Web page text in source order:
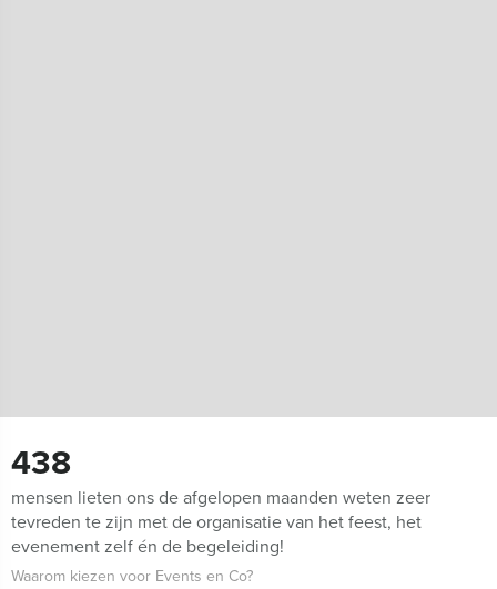
438
mensen lieten ons de afgelopen maanden weten zeer
tevreden te zijn met de organisatie van het feest, het
evenement zelf én de begeleiding!
Waarom kiezen voor Events en Co?